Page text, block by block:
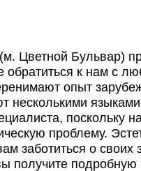
Цветной Бульвар)
к нам с
опыт
поскольку
проблему.
заботиться о своих
получите